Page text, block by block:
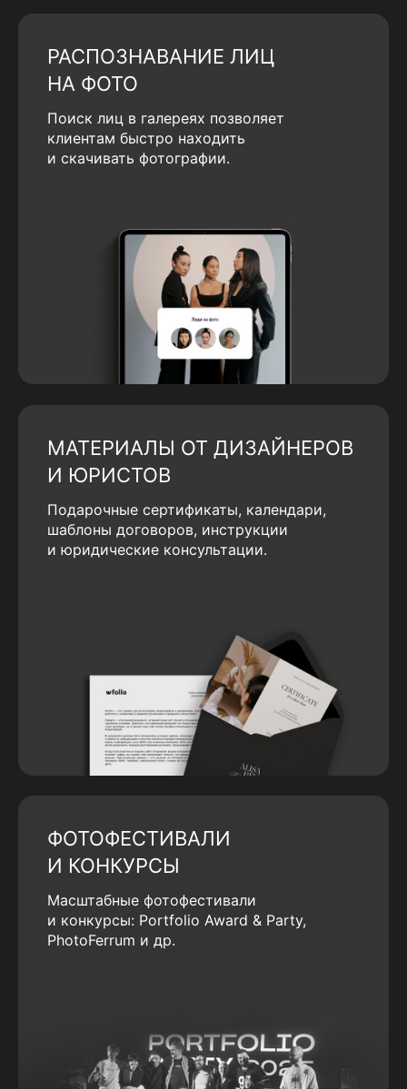
РАСПОЗНАВАНИЕ ЛИЦ
НА ФОТО
Поиск лиц в галереях позволяет
клиентам быстро находить
и скачивать фотографии.
МАТЕРИАЛЫ ОТ ДИЗАЙНЕРОВ
И ЮРИСТОВ
Подарочные сертификаты, календари,
шаблоны договоров, инструкции
и юридические консультации.
ФОТОФЕСТИВАЛИ
И КОНКУРСЫ
Масштабные фотофестивали
и конкурсы: Portfolio Award & Party,
PhotoFerrum и др.